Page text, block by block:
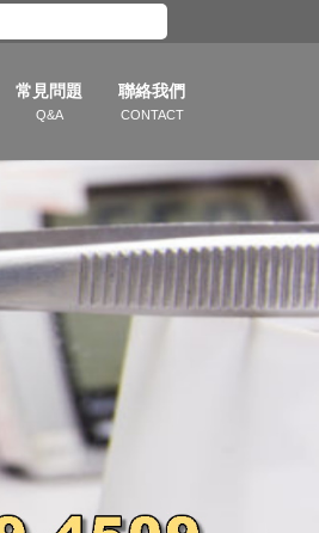
常見問題
Q&A
聯絡我們
CONTACT